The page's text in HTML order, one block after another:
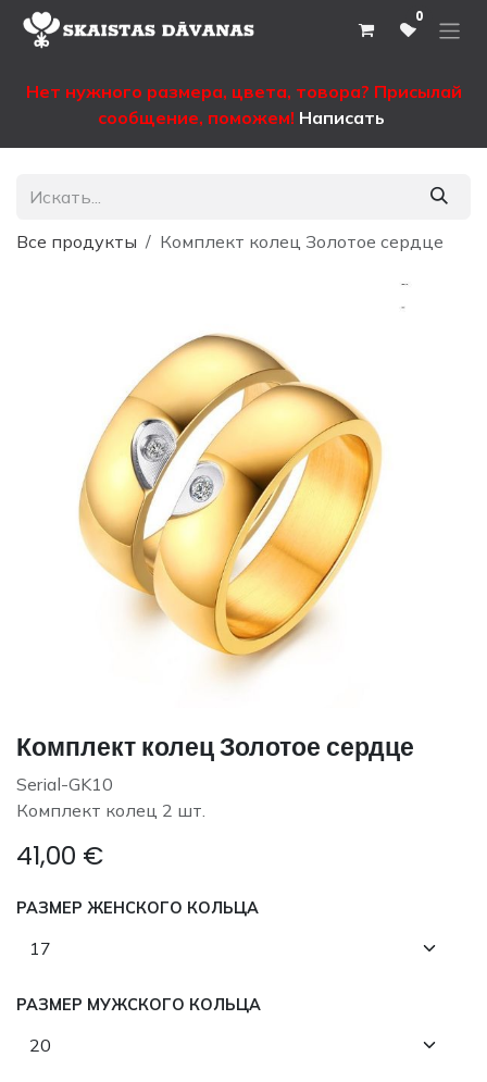
Перейти к содержимому 0
Нет нужного размера, цвета, товора? Присылай
сообщение, поможем! Написать
Все продукты Комплект колец Золотое сердце
Комплект колец Золотое сердце
Serial-GK10
Комплект колец 2 шт.
41,00 €
РАЗМЕР ЖЕНСКОГО КОЛЬЦА
РАЗМЕР МУЖСКОГО КОЛЬЦА